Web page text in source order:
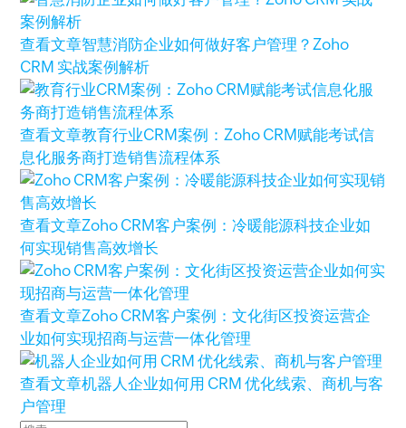
查看文章智慧消防企业如何做好客户管理？Zoho
CRM 实战案例解析
查看文章教育行业CRM案例：Zoho CRM赋能考试信
息化服务商打造销售流程体系
查看文章Zoho CRM客户案例：冷暖能源科技企业如
何实现销售高效增长
查看文章Zoho CRM客户案例：文化街区投资运营企
业如何实现招商与运营一体化管理
查看文章机器人企业如何用 CRM 优化线索、商机与客
户管理